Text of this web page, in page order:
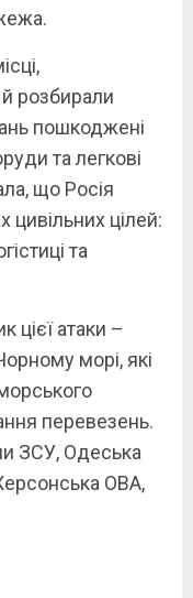
й розбирали
пошкоджені
та легкові
що Росія
цивільних цілей:
та
цієї атаки –
морі, які
перевезень.
ЗСУ, Одеська
ОВА,